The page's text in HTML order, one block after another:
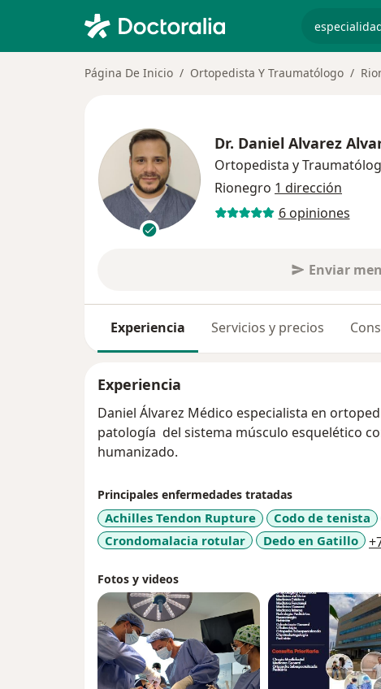
Página De Inicio Ortopedista Y Traumatólogo
Dr. Daniel Alvarez
Ortopedista y
Rionegro 1 dirección
6 opiniones
Enviar
Experiencia Servicios y precios
Experiencia
Daniel Álvarez Médico especialista en
patología del sistema músculo esquelético
humanizado.
Principales enfermedades tratadas
Achilles Tendon Rupture Codo de tenista
Crondomalacia rotular
Dedo en Gatillo
Fotos y videos